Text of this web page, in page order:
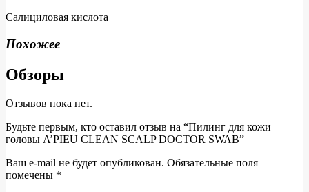
Салициловая кислота
Похожее
Обзоры
Отзывов пока нет.
Будьте первым, кто оставил отзыв на “Пилинг для кожи
головы A’PIEU CLEAN SCALP DOCTOR SWAB”
Ваш e-mail не будет опубликован. Обязательные поля
помечены *